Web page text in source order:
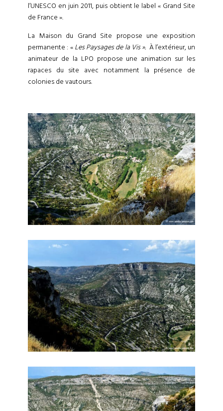
l’UNESCO en juin 2011, puis obtient le label « Grand Site
de France ».
La Maison du Grand Site propose une exposition
permanente : « Les Paysages de la Vis ». À l’extérieur, un
animateur de la LPO propose une animation sur les
rapaces du site avec notamment la présence de
colonies de vautours.